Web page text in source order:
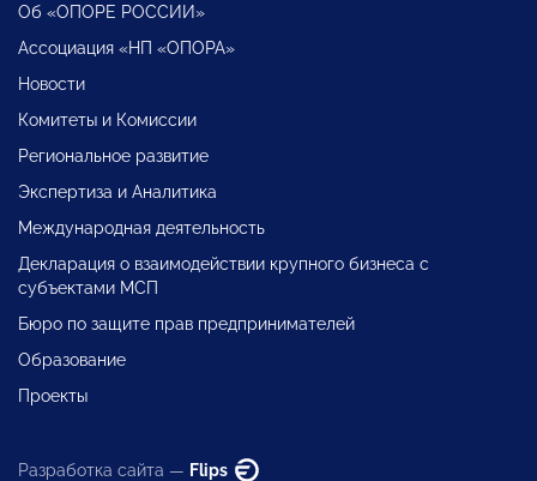
Об «ОПОРЕ РОССИИ»
Ассоциация «НП «ОПОРА»
Новости
Комитеты и Комиссии
Региональное развитие
Экспертиза и Аналитика
Международная деятельность
Декларация о взаимодействии крупного бизнеса с
субъектами МСП
Бюро по защите прав предпринимателей
Образование
Проекты
Разработка сайта — Flips